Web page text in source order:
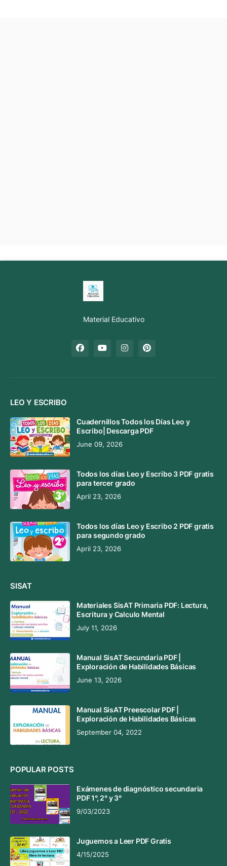
Material Educativo
LEO Y ESCRIBO
Cuadernillos Todos los Días Leo y
Escribo| Descarga PDF
June 09, 2026
Todos los días Leo y Escribo 3 PDF gratis
para tercer grado
April 23, 2026
Todos los días Leo y Escribo 2 PDF gratis
para segundo grado
April 23, 2026
SISAT
Materiales SisAT Primaria PDF: Lectura,
Escritura y Calculo Mental
July 11, 2026
Manual SisAT Secundaria PDF |
Exploración de Habilidades Básicas
June 13, 2026
Manual SisAT Preescolar PDF |
Exploración de Habilidades Básicas
September 04, 2022
POPULAR POSTS
Exámenes de diagnóstico secundaria
PDF 1°, 2° y 3°
9/03/2023
Juguemos a Leer PDF Gratis
4/15/2025